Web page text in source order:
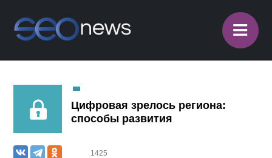
≡
Цифровая зрелось региона:
способы развития
1425